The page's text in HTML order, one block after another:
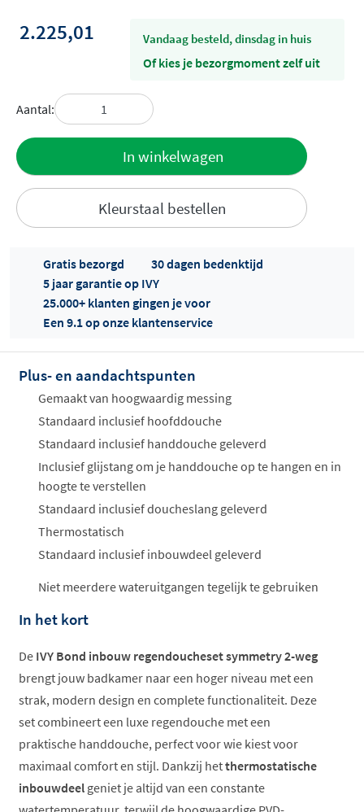
2.225,01 vandaag besteld, dinsdag in huis
Of kies je bezorgmoment zelf uit
Aantal:
In winkelwagen
Kleurstaal bestellen
Offertes
Gratis bezorgd
30 dagen bedenktijd
5 jaar garantie op IVY
25.000+ klanten gingen je voor
Een 9.1 op onze klantenservice
Plus- en aandachtspunten
Gemaakt van hoogwaardig messing
Standaard inclusief hoofddouche
Standaard inclusief handdouche geleverd
Inclusief glijstang om je handdouche op te hangen en in
hoogte te verstellen
Standaard inclusief doucheslang geleverd
Thermostatisch
Standaard inclusief inbouwdeel geleverd
Niet meerdere wateruitgangen tegelijk te gebruiken
In het kort
De IVY Bond inbouw regendoucheset symmetry 2-weg
brengt jouw badkamer naar een hoger niveau met een
strak, modern design en complete functionaliteit. Deze
set combineert een luxe regendouche met een
praktische handdouche, perfect voor wie kiest voor
maximaal comfort en stijl. Dankzij hetthermostatische
inbouwdeel geniet je altijd van een constante